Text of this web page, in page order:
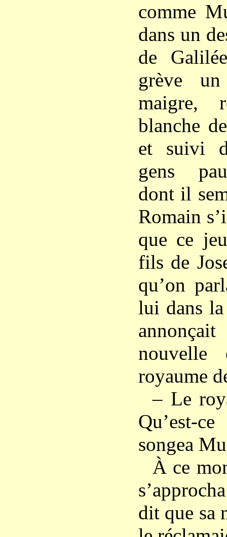
comme
dans un
de
grève
maigre,
blanche
et suivi
gens
dont il
Romain
que ce
fils de
qu’on
lui dans
nouvelle
royaume
– Le
Qu’est-
songea
À ce
dit que sa